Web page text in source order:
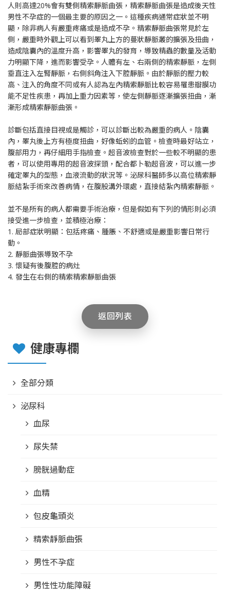
人則高達20%會有雙側精索靜脈曲張，精索靜脈曲張是造成後天性
男性不孕症的一個最主要的原因之一。這種疾病通常症狀並不明
顯，除非病人有嚴重疼痛或是造成不孕。精索靜脈曲張常見於左
側，嚴重時外觀上可以看到睪丸上方的蔓狀靜脈叢的擴張及扭曲，
造成陰囊內的溫度升高，影響睪丸的發育，導致精蟲的數量及活動
力明顯下降，進而影響受孕。人體有左、右兩側的精索靜脈，左側
垂直注入左腎靜脈，右側斜角注入下腔靜脈。由於靜脈的壓力較
高、注入的角度不同或有人認為左內精索靜脈比較容易罹患瓣膜功
能不足性疾患，再加上重力因素等，使左側靜脈逐漸擴張扭曲，漸
漸形成精索靜脈曲張。
診斷包括直接目視或是觸診，可以診斷出較為嚴重的病人。陰囊
內，睪丸後上方有極度扭曲，好像蚯蚓的血管。檢查時最好站立，
腹部用力，再仔細用手指檢查。超音波檢查對於一些較不明顯的患
者，可以使用專用的超音波探頭，配合都卜勒超音波，可以進一步
確定睪丸的型態，血液流動的狀況等。泌尿科醫師多以高位精索靜
脈結紮手術來改善病情，在腹股溝外環處，直接結紮內精索靜脈。
並不是所有的病人都需要手術治療，但是假如有下列的情形則必須
接受進一步檢查，並積極治療：
1. 局部症狀明顯：包括疼痛、腫脹、不舒適或是嚴重影響日常行
動。
2. 靜脈曲張導致不孕
3. 懷疑有後腹腔的病灶
4. 發生在右側的精索精索靜脈曲張
返回列表
健康專欄
全部分類
泌尿科
血尿
尿失禁
膀胱過動症
血精
包皮龜頭炎
精索靜脈曲張
男性不孕症
男性性功能障礙